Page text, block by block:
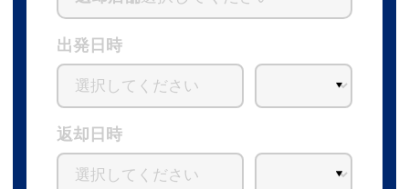
出発日時
返却日時